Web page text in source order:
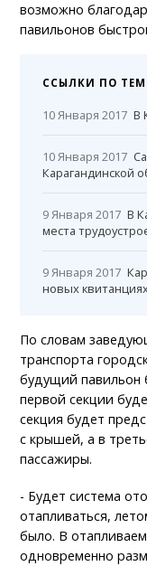
возможно
павильонов
ССЫЛКИ ПО
10 Января 2017 В
10 Января 2017
Карагандинской
9 Января 2017 В
места
9 Января 2017
новых
По словам
транспорта
будущий павильон
первой секции
секция будет
с крышей, а в
пассажиры.
- Будет система
отапливаться,
было. В
одновременно